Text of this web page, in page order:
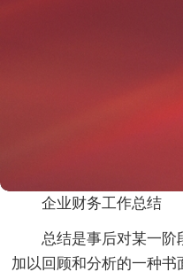
企业财务工作总结
总结是事后对某一阶
加以回顾和分析的一种